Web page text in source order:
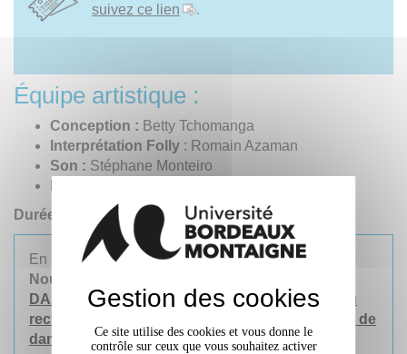
suivez ce lien
.
Équipe artistique :
Conception : Betty Tchomanga
Interprétation Folly : Romain Azaman
Son : Stéphane Monteiro
Durée :
35 minutes et 20 minutes d'échanges
En partenariat avecLa Manufacture CDNC
Nouvelle-Aquitaine Bordeaux · La Rochelle
DAAC
(Délégation Académique Arts et Culture)
du
rectorat de Bordeaux
festival de
danse POUCE!
Gestion des cookies
Ce site utilise des cookies et vous donne le
contrôle sur ceux que vous souhaitez activer